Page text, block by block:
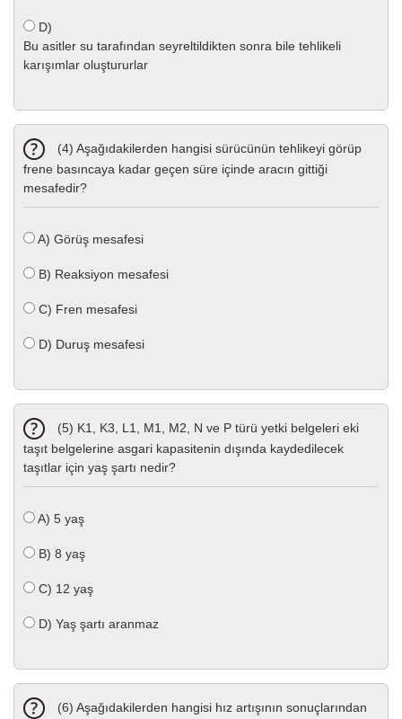
D)
Bu asitler su tarafından seyreltildikten sonra bile tehlikeli
karışımlar oluştururlar
(4) Aşağıdakilerden hangisi sürücünün tehlikeyi görüp
frene basıncaya kadar geçen süre içinde aracın gittiği
mesafedir?
A) Görüş mesafesi
B) Reaksiyon mesafesi
C) Fren mesafesi
D) Duruş mesafesi
(5) K1, K3, L1, M1, M2, N ve P türü yetki belgeleri eki
taşıt belgelerine asgari kapasitenin dışında kaydedilecek
taşıtlar için yaş şartı nedir?
A) 5 yaş
B) 8 yaş
C) 12 yaş
D) Yaş şartı aranmaz
(6) Aşağıdakilerden hangisi hız artışının sonuçlarından